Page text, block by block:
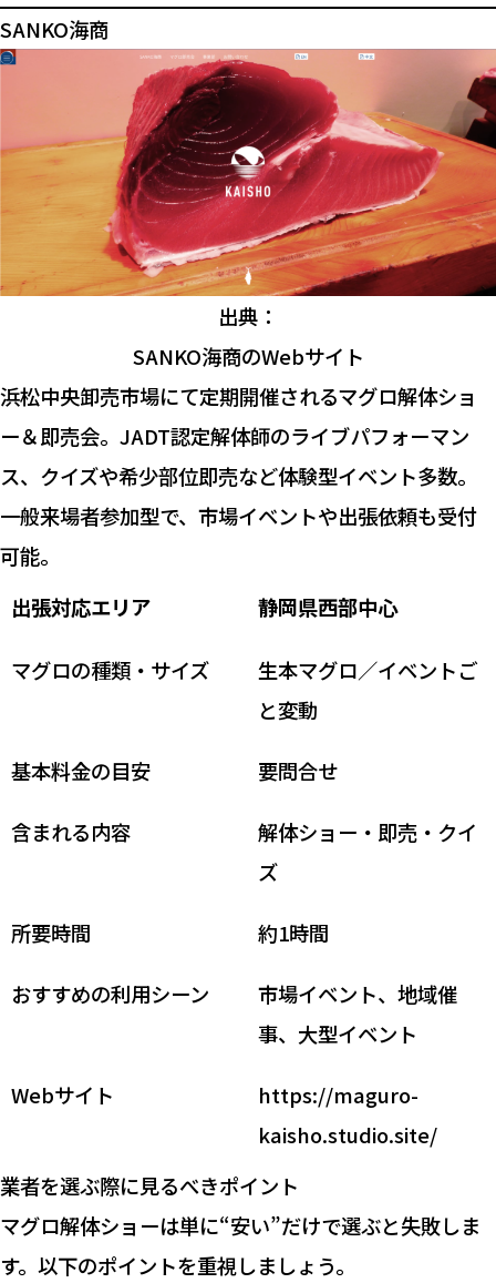
SANKO海商
出典：
SANKO海商のWebサイト
浜松中央卸売市場にて定期開催されるマグロ解体ショ
ー＆即売会。JADT認定解体師のライブパフォーマン
ス、クイズや希少部位即売など体験型イベント多数。
一般来場者参加型で、市場イベントや出張依頼も受付
可能。
出張対応エリア
静岡県西部中心
マグロの種類・サイズ
生本マグロ／イベントご
と変動
基本料金の目安 要問合せ
含まれる内容
解体ショー・即売・クイ
ズ
所要時間 約1時間
おすすめの利用シーン
市場イベント、地域催
事、大型イベント
Webサイト
https://maguro-
kaisho.studio.site/
業者を選ぶ際に見るべきポイント
マグロ解体ショーは単に“安い”だけで選ぶと失敗しま
す。以下のポイントを重視しましょう。